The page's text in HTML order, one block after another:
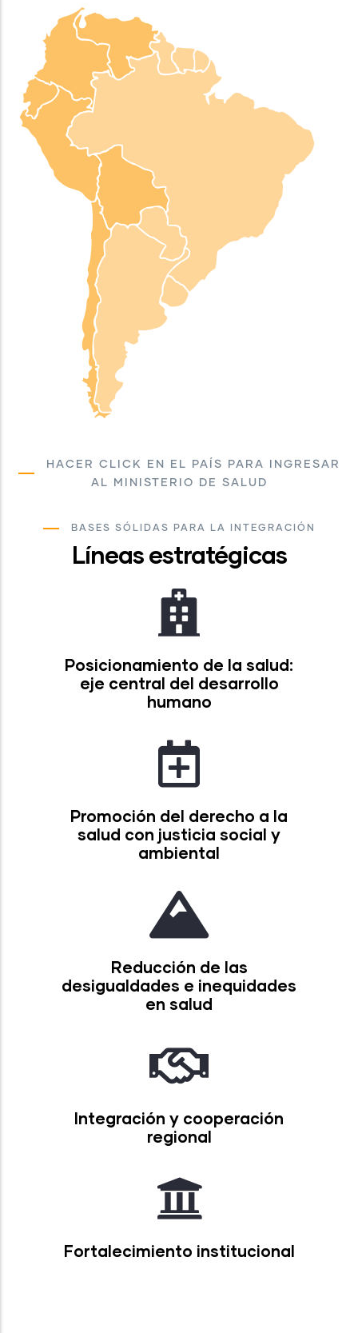
HACER CLICK EN EL PAÍS PARA INGRESAR
AL MINISTERIO DE SALUD
BASES SÓLIDAS PARA LA INTEGRACIÓN
Líneas estratégicas
Posicionamiento de la salud:
eje central del desarrollo
humano
Promoción del derecho a la
salud con justicia social y
ambiental
Reducción de las
desigualdades e inequidades
en salud
Integración y cooperación
regional
Fortalecimiento institucional